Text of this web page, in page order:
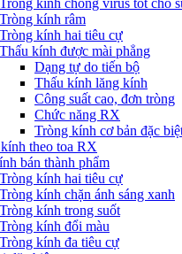
Tròng kính chống virus tốt cho
Tròng kính râm
Tròng kính hai tiêu cự
Thấu kính được mài phẳng
Dạng tự do tiến bộ
Thấu kính lăng kính
Công suất cao, đơn tròng
Chức năng RX
Tròng kính cơ bản đặc
theo toa RX
bán thành phẩm
Tròng kính hai tiêu cự
Tròng kính chặn ánh sáng xanh
Tròng kính trong suốt
Tròng kính đổi màu
Tròng kính đa tiêu cự